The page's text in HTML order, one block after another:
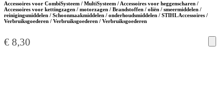
Accessoires voor CombiSysteem / MultiSysteem / Accessoires voor heggenscharen /
Accessoires voor kettingzagen / motorzagen / Brandstoffen / oliën / smeermiddelen /
reinigingsmiddelen / Schoonmaakmiddelen / onderhoudsmiddelen / STIHL Accessoires /
Verbruiksgoederen / Verbruiksgoederen / Verbruiksgoederen
€ 8,30